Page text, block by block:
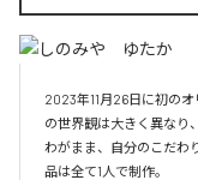
2023年11月26日に初の
の世界観は大きく異なり
わがまま、自分のこだわ
品は全て1人で制作。